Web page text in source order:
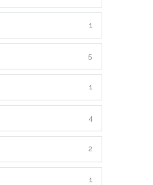
1
5
1
4
2
1